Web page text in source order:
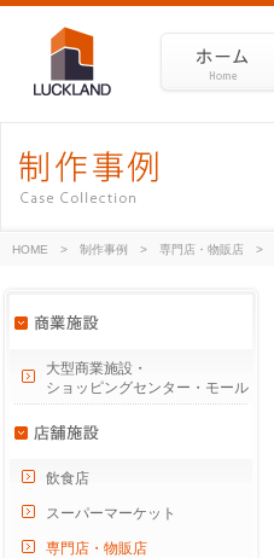
HOME > 制作事例 > 専門店・物販店 >
大型商業施設・
ショッピングセンター・モール
飲食店
スーパーマーケット
専門店・物販店